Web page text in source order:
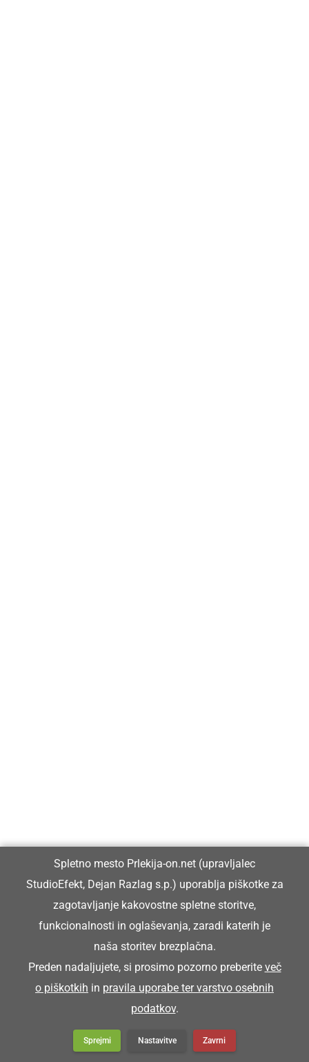
Nepozabno poletje v Baški: 94 otrok si je
nabralo spomine za vse ...
Spletno mesto Prlekija-on.net (upravljalec
StudioEfekt, Dejan Razlag s.p.) uporablja piškotke za
zagotavljanje kakovostne spletne storitve,
funkcionalnosti in oglaševanja, zaradi katerih je
naša storitev brezplačna.
Preden nadaljujete, si prosimo pozorno preberite več
o piškotkih in pravila uporabe ter varstvo osebnih
podatkov.
Sprejmi Nastavitve Zavrni